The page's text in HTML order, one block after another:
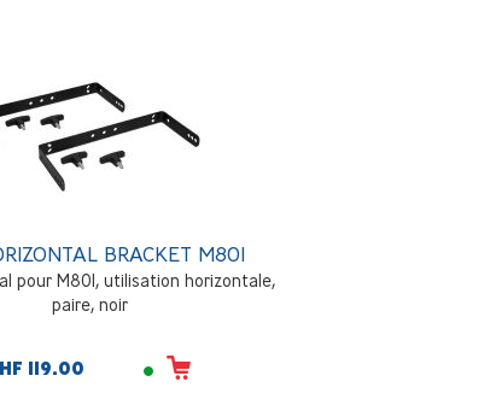
BRACKET M801
pour M801, utilisation horizontale,
paire, noir
119.00